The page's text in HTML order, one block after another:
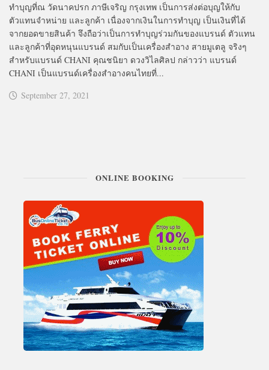
ทำบุญที่ณ วัดนาคปรก ภาษีเจริญ กรุงเทพ เป็นการส่งต่อบุญให้กับ
ตัวแทนจำหน่าย และลูกค้า เนื่องจากเงินในการทำบุญ เป็นเงินที่ได้
จากยอดขายสินค้า จึงถือว่าเป็นการทำบุญร่วมกันของแบรนด์ ตัวแทน
และลูกค้าที่อุดหนุนแบรนด์ สมกับเป็นเครื่องสำอาง สายมูเตลู จริงๆ
สำหรับแบรนด์ CHANI คุณชนิยา ดวงวิไลศิลป กล่าวว่า แบรนด์
CHANI เป็นแบรนด์เครื่องสำอางคนไทยที่...
September 27, 2021
ONLINE BOOKING